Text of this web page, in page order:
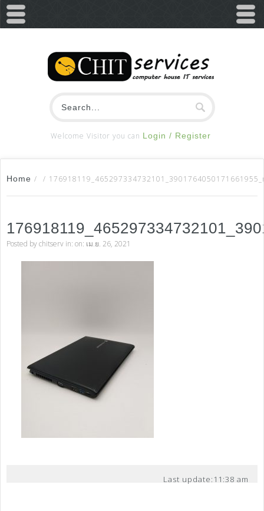
Welcome Visitor you can Login / Register
Home / /
Posted bychitserv in: on: เม.ย. 26, 2021
Last update: 11:38 am